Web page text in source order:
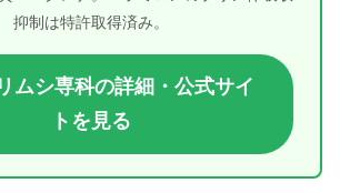
抑制は特許取得済み。
ムシ専科の詳細・公式サイ
トを見る